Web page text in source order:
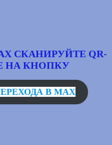
СКАНИРУЙТЕ QR-
НА КНОПКУ
В MAX